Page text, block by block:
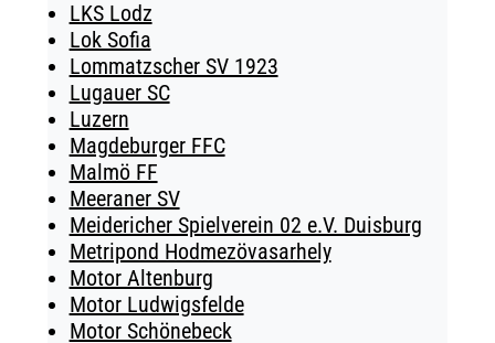
LKS Lodz
Lok Sofia
Lommatzscher SV 1923
Lugauer SC
Luzern
Magdeburger FFC
Malmö FF
Meeraner SV
Meidericher Spielverein 02 e.V. Duisburg
Metripond Hodmezövasarhely
Motor Altenburg
Motor Ludwigsfelde
Motor Schönebeck